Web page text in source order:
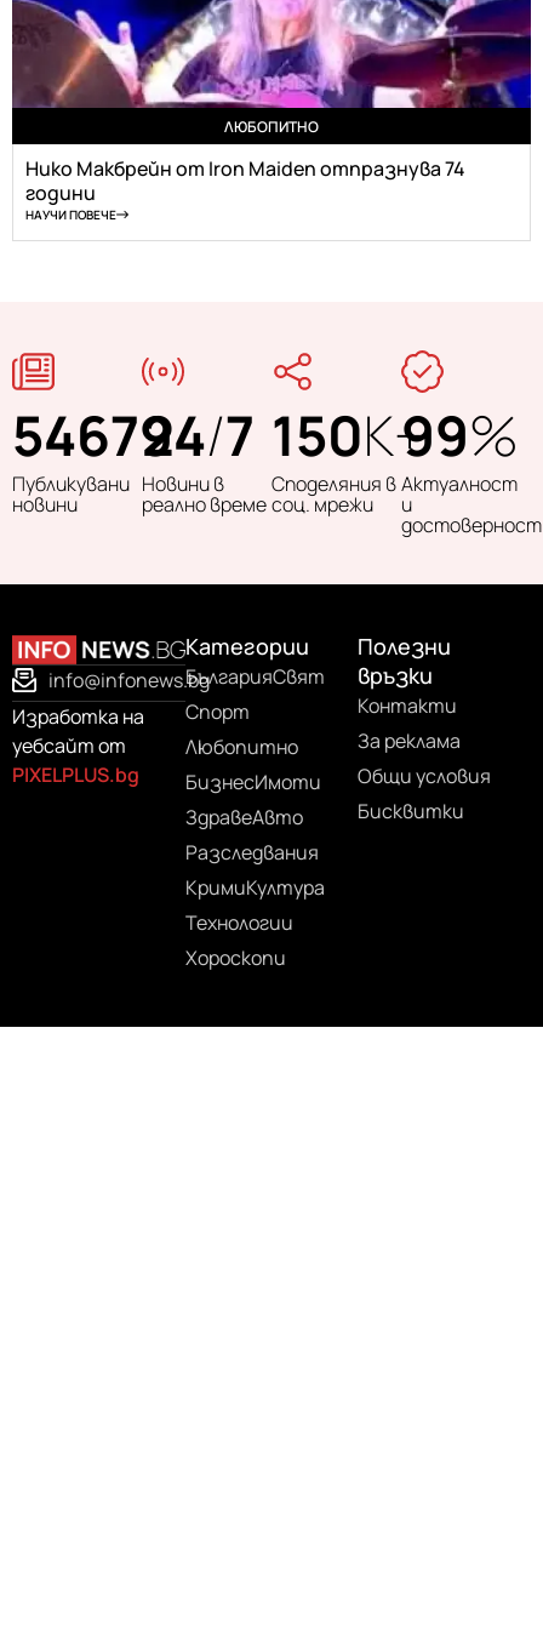
ЛЮБОПИТНО
Нико Макбрейн от Iron Maiden отпразнува 74
години
НАУЧИ ПОВЕЧЕ
54679
Публикувани
новини
24/7
Новини в
реално време
150K+
Споделяния в
соц. мрежи
99%
Актуалност
и
достоверност
info@infonews.bg
Изработка на
уебсайт от
PIXELPLUS.bg
Категории
БългарияСвят
Спорт
Любопитно
БизнесИмоти
ЗдравеАвто
Разследвания
КримиКултура
Технологии
Хороскопи
Полезни
връзки
Контакти
За реклама
Общи условия
Бисквитки